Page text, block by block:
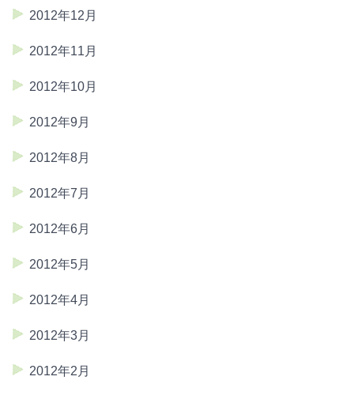
2012年12月
2012年11月
2012年10月
2012年9月
2012年8月
2012年7月
2012年6月
2012年5月
2012年4月
2012年3月
2012年2月